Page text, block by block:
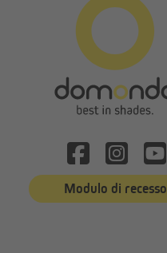
Modulo di recesso